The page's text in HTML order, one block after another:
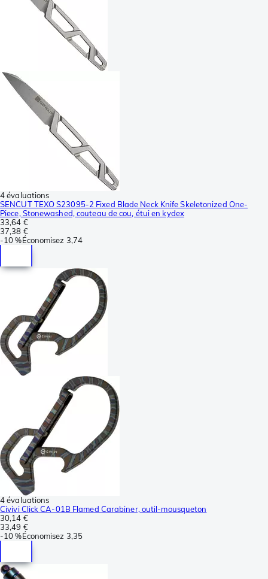
4 évaluations
SENCUT TEXO S23095-2 Fixed Blade Neck Knife Skeletonized One-
Piece, Stonewashed, couteau de cou, étui en kydex
33,64 €
37,38 €
-10 %Économisez 3,74
4 évaluations
Civivi Click CA-01B Flamed Carabiner, outil-mousqueton
30,14 €
33,49 €
-10 %Économisez 3,35